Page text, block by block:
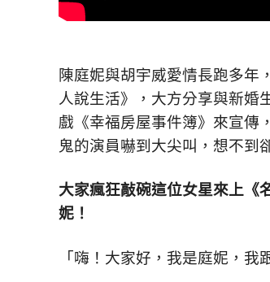
座、
獵
奇
鮮
容，
讓
獨
無
陳庭妮與胡宇威愛情長跑多年
人說生活》，大方分享與新婚
戲《幸福房屋事件簿》來宣傳
鬼的演員嚇到大尖叫，想不到
大家瘋狂敲碗這位女星來上《
妮！
「嗨！大家好，我是庭妮，我